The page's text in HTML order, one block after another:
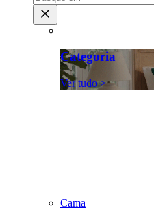
Categoria
Ver tudo >
Cama